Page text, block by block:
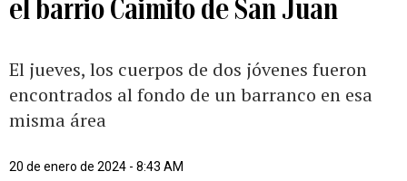
el barrio Caimito de San Juan
El jueves, los cuerpos de dos jóvenes fueron
encontrados al fondo de un barranco en esa
misma área
20 de enero de 2024 - 8:43 AM